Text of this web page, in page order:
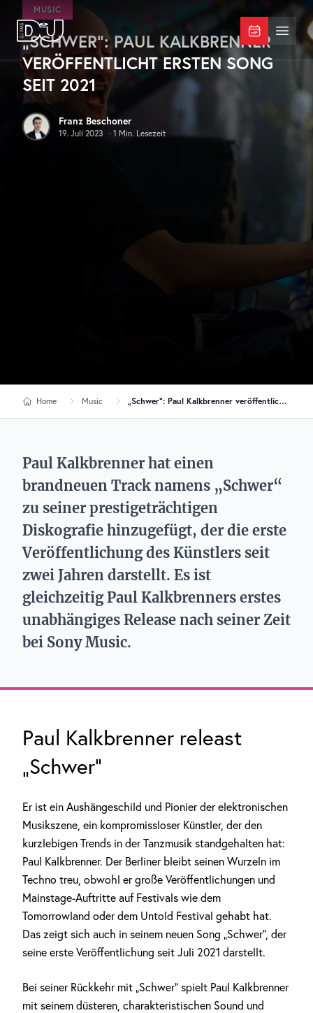
Zum Hauptinhalt springen
DJ Mag Germany Menü
MUSIC
„SCHWER“: PAUL KALKBRENNER
VERÖFFENTLICHT ERSTEN SONG
SEIT 2021
Franz Beschoner
19. Juli 2023 · 1 Min. Lesezeit
Home Music „Schwer“: Paul Kalkbrenner veröffentlicht ersten Song seit 2021
Paul Kalkbrenner hat einen
brandneuen Track namens „Schwer“
zu seiner prestigeträchtigen
Diskografie hinzugefügt, der die erste
Veröffentlichung des Künstlers seit
zwei Jahren darstellt. Es ist
gleichzeitig Paul Kalkbrenners erstes
unabhängiges Release nach seiner Zeit
bei Sony Music.
Paul Kalkbrenner releast
„Schwer“
Er ist ein Aushängeschild und Pionier der elektronischen
Musikszene, ein kompromissloser Künstler, der den
kurzlebigen Trends in der Tanzmusik standgehalten hat:
Paul Kalkbrenner. Der Berliner bleibt seinen Wurzeln im
Techno treu, obwohl er große Veröffentlichungen und
Mainstage-Auftritte auf Festivals wie dem
Tomorrowland oder dem Untold Festival gehabt hat.
Das zeigt sich auch in seinem neuen Song „Schwer“, der
seine erste Veröffentlichung seit Juli 2021 darstellt.
Bei seiner Rückkehr mit „Schwer“ spielt Paul Kalkbrenner
mit seinem düsteren, charakteristischen Sound und